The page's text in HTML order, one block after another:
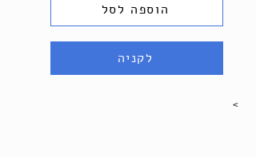
הוספה לסל
לקניה
>